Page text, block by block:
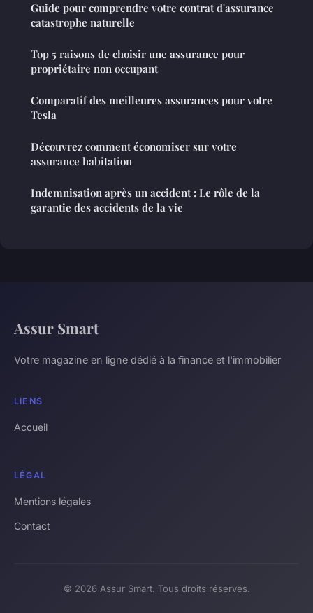
Guide pour comprendre votre contrat d'assurance
catastrophe naturelle
Top 5 raisons de choisir une assurance pour
propriétaire non occupant
Comparatif des meilleures assurances pour votre
Tesla
Découvrez comment économiser sur votre
assurance habitation
Indemnisation après un accident : Le rôle de la
garantie des accidents de la vie
Assur Smart
Votre magazine en ligne dédié à la finance et l'immobilier
LIENS
Accueil
LÉGAL
Mentions légales
Contact
© 2026 Assur Smart. Tous droits réservés.